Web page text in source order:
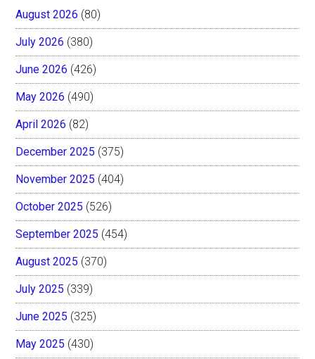
August 2026 (80)
July 2026 (380)
June 2026 (426)
May 2026 (490)
April 2026 (82)
December 2025 (375)
November 2025 (404)
October 2025 (526)
September 2025 (454)
August 2025 (370)
July 2025 (339)
June 2025 (325)
May 2025 (430)